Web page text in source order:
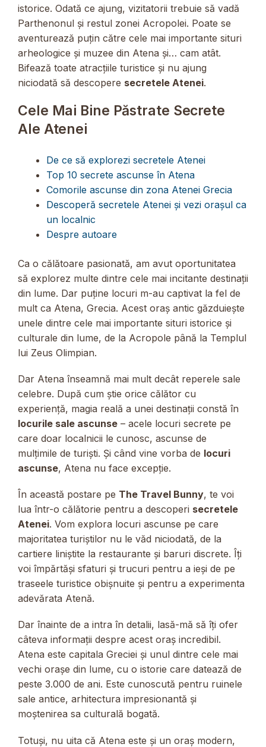
istorice. Odată ce ajung, vizitatorii trebuie să vadă
Parthenonul și restul zonei Acropolei. Poate se
aventurează puțin către cele mai importante situri
arheologice și muzee din Atena și… cam atât.
Bifează toate atracțiile turistice și nu ajung
niciodată să descopere secretele Atenei.
Cele Mai Bine Păstrate Secrete
Ale Atenei
De ce să explorezi secretele Atenei
Top 10 secrete ascunse în Atena
Comorile ascunse din zona Atenei Grecia
Descoperă secretele Atenei și vezi orașul ca
un localnic
Despre autoare
Ca o călătoare pasionată, am avut oportunitatea
să explorez multe dintre cele mai incitante destinații
din lume. Dar puține locuri m-au captivat la fel de
mult ca Atena, Grecia. Acest oraș antic găzduiește
unele dintre cele mai importante situri istorice și
culturale din lume, de la Acropole până la Templul
lui Zeus Olimpian.
Dar Atena înseamnă mai mult decât reperele sale
celebre. După cum știe orice călător cu
experiență, magia reală a unei destinații constă în
locurile sale ascunse – acele locuri secrete pe
care doar localnicii le cunosc, ascunse de
mulțimile de turiști. Și când vine vorba de locuri
ascunse, Atena nu face excepție.
În această postare pe The Travel Bunny, te voi
lua într-o călătorie pentru a descoperi secretele
Atenei. Vom explora locuri ascunse pe care
majoritatea turiștilor nu le văd niciodată, de la
cartiere liniștite la restaurante și baruri discrete. Îți
voi împărtăși sfaturi și trucuri pentru a ieși de pe
traseele turistice obișnuite și pentru a experimenta
adevărata Atenă.
Dar înainte de a intra în detalii, lasă-mă să îți ofer
câteva informații despre acest oraș incredibil.
Atena este capitala Greciei și unul dintre cele mai
vechi orașe din lume, cu o istorie care datează de
peste 3.000 de ani. Este cunoscută pentru ruinele
sale antice, arhitectura impresionantă și
moștenirea sa culturală bogată.
Totuși, nu uita că Atena este și un oraș modern,